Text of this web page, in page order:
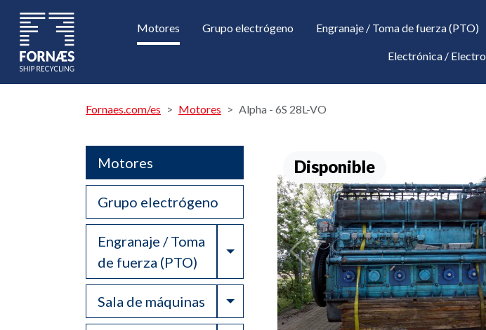
Motores Grupo electrógeno Engranaje / Toma de fuerza (PTO)
Electrónica / Electro
Fornaes.com/es Motores Alpha - 6S 28L-VO
Motores
Grupo electrógeno
Engranaje / Toma
de fuerza (PTO)
Toggle Dropdown
Sala de máquinas Toggle Dropdown
Disponible